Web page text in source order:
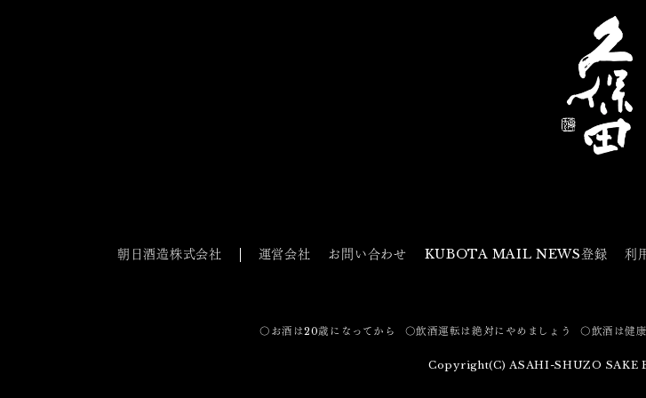
朝日酒造株式会社 運営会社 お問い合わせ KUBOTA MAIL NEWS登録 利
〇お酒は20歳になってから 〇飲酒運転は絶対にやめましょう 〇飲酒は健
Copyright(C) ASAHI-SHUZO SAKE